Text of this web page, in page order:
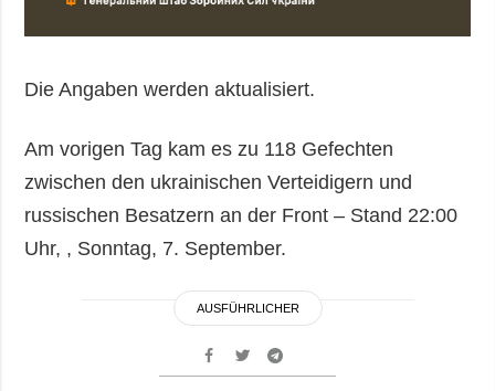
Die Angaben werden aktualisiert.
Am vorigen Tag kam es zu 118 Gefechten
zwischen den ukrainischen Verteidigern und
russischen Besatzern an der Front – Stand 22:00
Uhr, , Sonntag, 7. September.
AUSFÜHRLICHER